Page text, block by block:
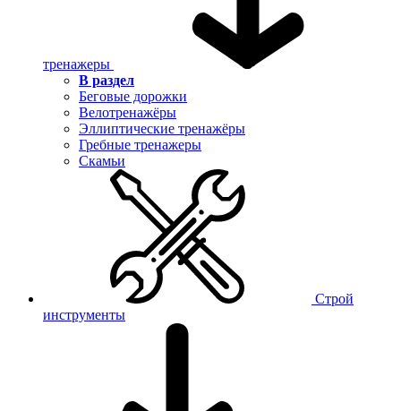
тренажеры
В раздел
Беговые дорожки
Велотренажёры
Эллиптические тренажёры
Гребные тренажеры
Скамьи
Строй
инструменты